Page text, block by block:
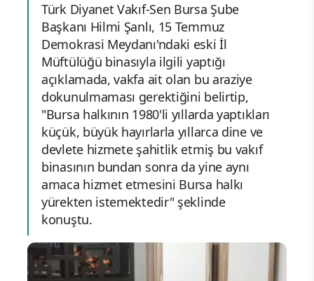
Türk Diyanet Vakıf-Sen Bursa Şube
Başkanı Hilmi Şanlı, 15 Temmuz
Demokrasi Meydanı'ndaki eski İl
Müftülüğü binasıyla ilgili yaptığı
açıklamada, vakfa ait olan bu araziye
dokunulmaması gerektiğini belirtip,
"Bursa halkının 1980'li yıllarda yaptıkları
küçük, büyük hayırlarla yıllarca dine ve
devlete hizmete şahitlik etmiş bu vakıf
binasının bundan sonra da yine aynı
amaca hizmet etmesini Bursa halkı
yürekten istemektedir" şeklinde
konuştu.